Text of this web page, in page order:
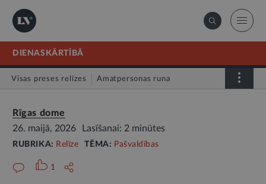
DIENASKĀRTĪBĀ
Visas preses relīzes Amatpersonas runa
Rīgas dome
26. maijā, 2026
Lasīšanai: 2 minūtes
RUBRIKA: Relīze TĒMA: Pašvaldības
1